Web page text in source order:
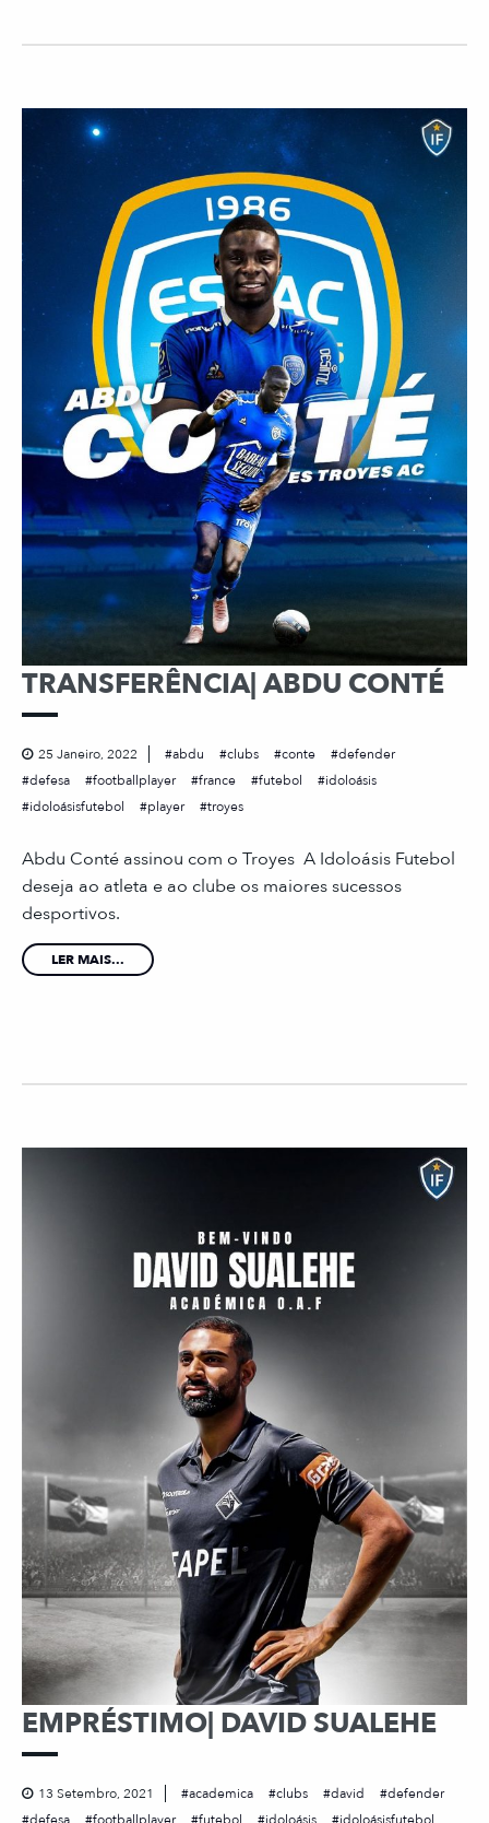
TRANSFERÊNCIA| ABDU CONTÉ
25 Janeiro, 2022 abdu clubs conte
defender
defesa
footballplayer france futebol
idoloásis
idoloásisfutebol
player troyes
Abdu Conté assinou com o Troyes A Idoloásis Futebol
deseja ao atleta e ao clube os maiores sucessos
desportivos.
LER MAIS...
EMPRÉSTIMO| DAVID SUALEHE
13 Setembro, 2021 academica clubs david
defender
defesa
footballplayer futebol idoloásis idoloásisfutebol